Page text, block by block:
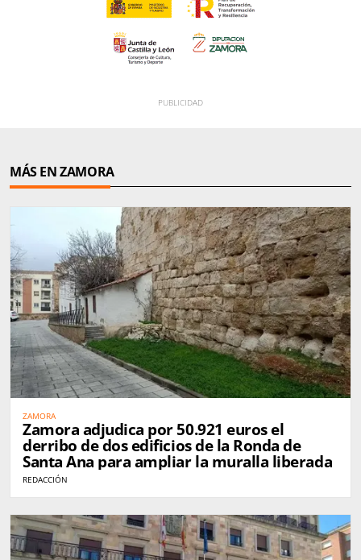
MÁS EN ZAMORA
ZAMORA
Zamora adjudica por 50.921 euros el
derribo de dos edificios de la Ronda de
Santa Ana para ampliar la muralla liberada
REDACCIÓN